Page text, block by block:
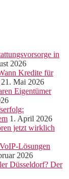
in
2026
Kredite für
21. Mai 2026
Eigentümer
1. April 2026
jetzt wirklich
Lösungen
2026
Düsseldorf? Der